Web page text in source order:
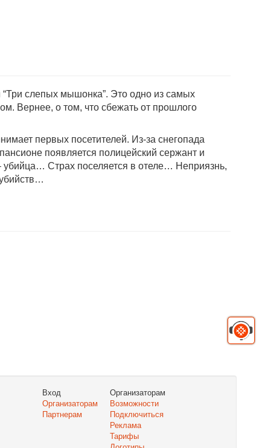
слепых мышонка”. Это одно из самых
Вернее, о том, что сбежать от прошлого
первых посетителей. Из-за снегопада
появляется полицейский сержант и
убийца… Страх поселяется в отеле… Неприязнь,
Вход
Организаторам
Партнерам
Организаторам
Возможности
Подключиться
Реклама
Тарифы